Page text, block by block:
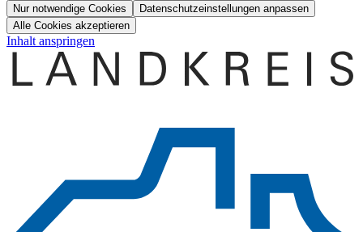
Nur notwendige Cookies
Datenschutzeinstellungen anpassen
Alle Cookies akzeptieren
Inhalt anspringen